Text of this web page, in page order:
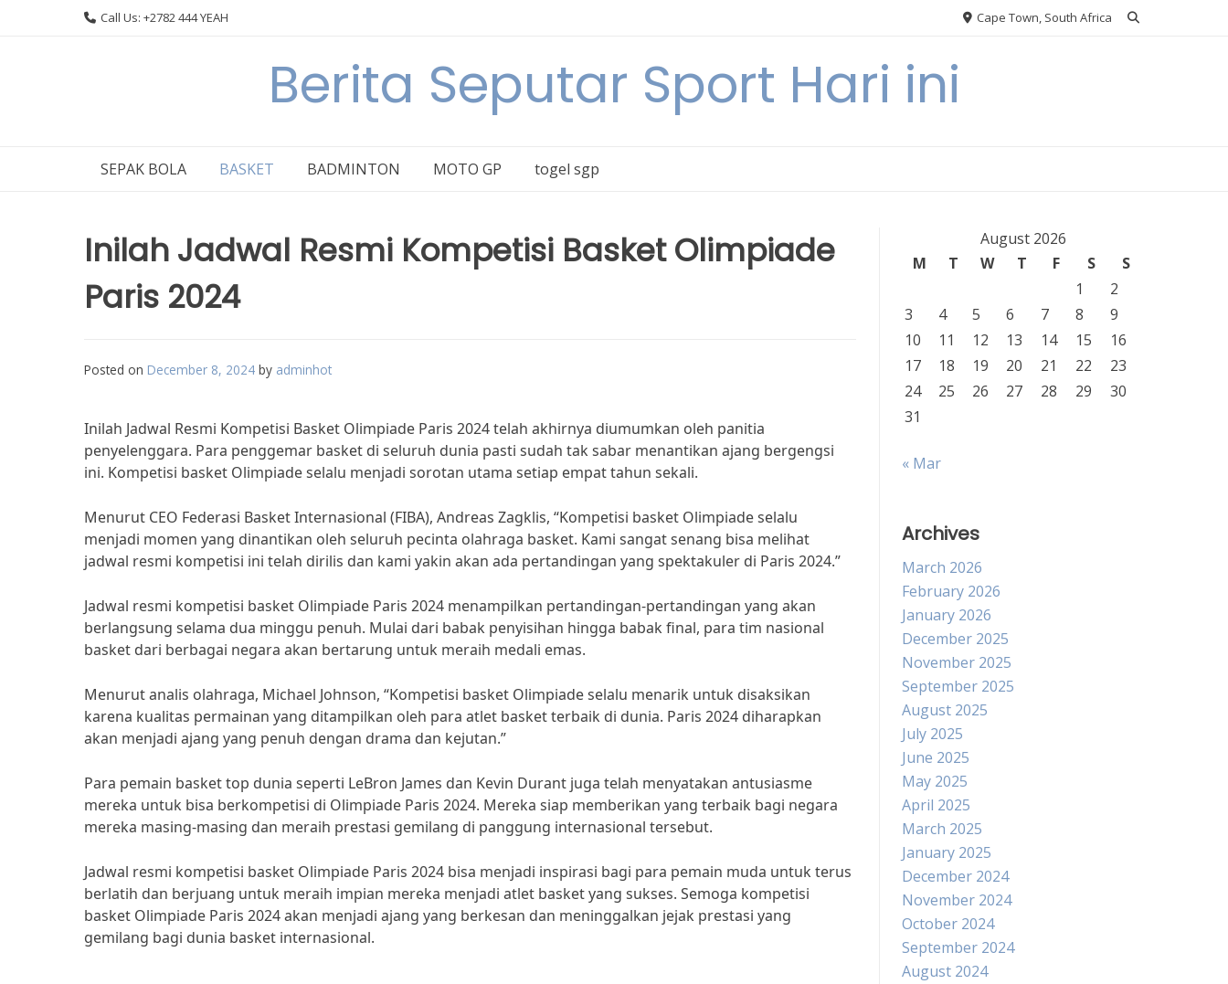
Call Us: +2782 444 YEAH Cape Town, South Africa
Berita Seputar Sport Hari ini
SEPAK BOLA BASKET BADMINTON MOTO GP togel sgp
Inilah Jadwal Resmi Kompetisi Basket Olimpiade
Paris 2024
Posted on December 8, 2024 by adminhot
Inilah Jadwal Resmi Kompetisi Basket Olimpiade Paris 2024 telah akhirnya diumumkan oleh panitia
penyelenggara. Para penggemar basket di seluruh dunia pasti sudah tak sabar menantikan ajang bergengsi
ini. Kompetisi basket Olimpiade selalu menjadi sorotan utama setiap empat tahun sekali.
Menurut CEO Federasi Basket Internasional (FIBA), Andreas Zagklis, “Kompetisi basket Olimpiade selalu
menjadi momen yang dinantikan oleh seluruh pecinta olahraga basket. Kami sangat senang bisa melihat
jadwal resmi kompetisi ini telah dirilis dan kami yakin akan ada pertandingan yang spektakuler di Paris 2024.”
Jadwal resmi kompetisi basket Olimpiade Paris 2024 menampilkan pertandingan-pertandingan yang akan
berlangsung selama dua minggu penuh. Mulai dari babak penyisihan hingga babak final, para tim nasional
basket dari berbagai negara akan bertarung untuk meraih medali emas.
Menurut analis olahraga, Michael Johnson, “Kompetisi basket Olimpiade selalu menarik untuk disaksikan
karena kualitas permainan yang ditampilkan oleh para atlet basket terbaik di dunia. Paris 2024 diharapkan
akan menjadi ajang yang penuh dengan drama dan kejutan.”
Para pemain basket top dunia seperti LeBron James dan Kevin Durant juga telah menyatakan antusiasme
mereka untuk bisa berkompetisi di Olimpiade Paris 2024. Mereka siap memberikan yang terbaik bagi negara
mereka masing-masing dan meraih prestasi gemilang di panggung internasional tersebut.
Jadwal resmi kompetisi basket Olimpiade Paris 2024 bisa menjadi inspirasi bagi para pemain muda untuk terus
berlatih dan berjuang untuk meraih impian mereka menjadi atlet basket yang sukses. Semoga kompetisi
basket Olimpiade Paris 2024 akan menjadi ajang yang berkesan dan meninggalkan jejak prestasi yang
gemilang bagi dunia basket internasional.
August 2026
M
T W T F S
S
1
2
3
4 5 6 7 8
9
10
11 12 13 14 15
16
17
18 19 20 21 22
23
24
25 26 27 28 29
30
31
« Mar
Archives
March 2026
February 2026
January 2026
December 2025
November 2025
September 2025
August 2025
July 2025
June 2025
May 2025
April 2025
March 2025
January 2025
December 2024
November 2024
October 2024
September 2024
August 2024